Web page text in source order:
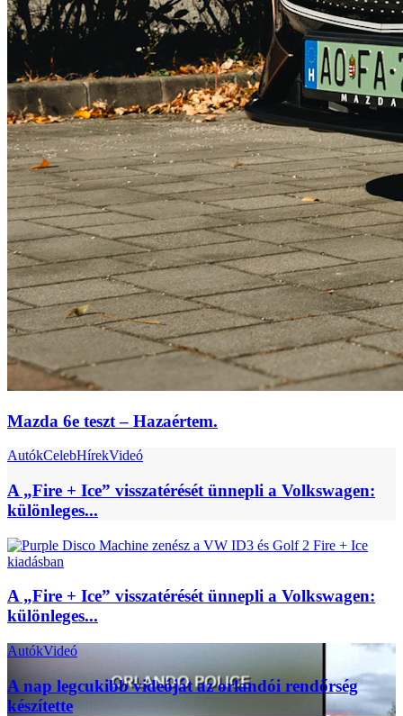
Mazda 6e teszt – Hazaértem.
AutókCelebHírekVideó
A „Fire + Ice” visszatérését ünnepli a Volkswagen:
különleges...
A „Fire + Ice” visszatérését ünnepli a Volkswagen:
különleges...
AutókVideó
A nap legcukibb videóját az orlandói rendőrség
készítette